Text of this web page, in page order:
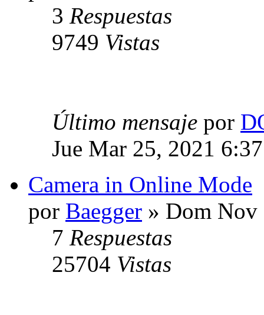
3 Respuestas
9749 Vistas
Último mensaje por
Jue Mar 25, 2021
Camera in Online Mode
por Baegger » Dom Nov
7 Respuestas
25704 Vistas